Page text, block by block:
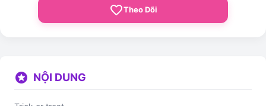
favorite_borderTheo Dõi
stars NỘI DUNG